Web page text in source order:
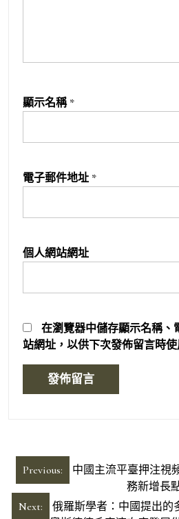
顯示名稱 *
電子郵件地址 *
個人網站網址
在瀏覽器中儲存顯示名稱、
站網址，以供下次發佈留言時使
文
章
導
Previous:
中國主流平臺押注視
務新增長
Next:
俄羅斯學者：中國提出的